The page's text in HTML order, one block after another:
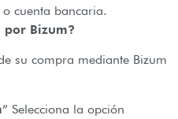
cuenta bancaria.
por Bizum?
su compra mediante Bizum
” Selecciona la opción